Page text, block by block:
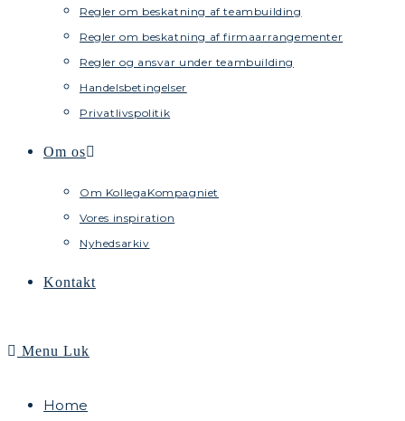
Regler om beskatning af teambuilding
Regler om beskatning af firmaarrangementer
Regler og ansvar under teambuilding
Handelsbetingelser
Privatlivspolitik
Om os
Om KollegaKompagniet
Vores inspiration
Nyhedsarkiv
Kontakt
Menu Luk
Home